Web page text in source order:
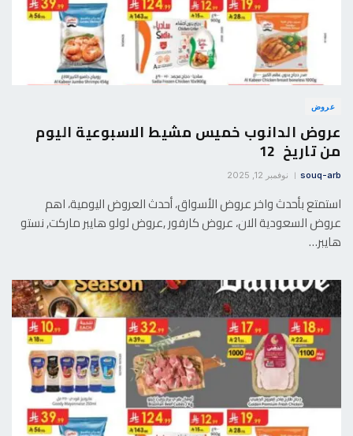
عروض
عروض الدانوب خميس مشيط الاسبوعية اليوم
من تاريخ 12
souq-arb نوفمبر 12, 2025
استمتع بأحدث واخر عروض الأسواق، أحدث العروض اليومية، اهم
عروض السعودية الان، عروض كارفور ,عروض لولو هايبر ماركت, نستو
هايبر…